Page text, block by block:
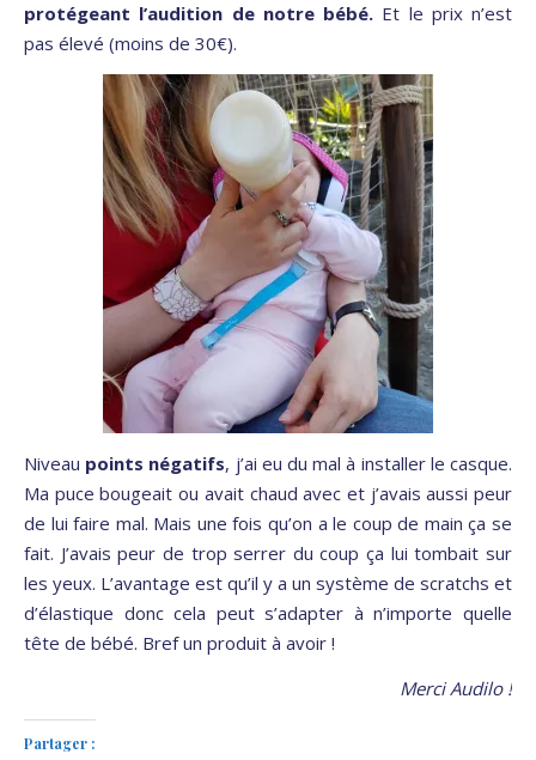
protégeant l’audition de notre bébé. Et le prix n’est
pas élevé (moins de 30€).
Niveau points négatifs, j’ai eu du mal à installer le casque.
Ma puce bougeait ou avait chaud avec et j’avais aussi peur
de lui faire mal. Mais une fois qu’on a le coup de main ça se
fait. J’avais peur de trop serrer du coup ça lui tombait sur
les yeux. L’avantage est qu’il y a un système de scratchs et
d’élastique donc cela peut s’adapter à n’importe quelle
tête de bébé. Bref un produit à avoir !
Merci Audilo !
Partager :